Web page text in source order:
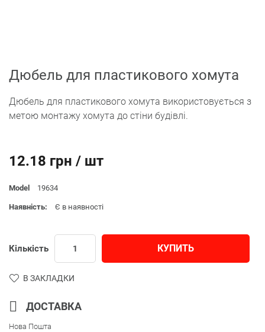
Дюбель для пластикового хомута
Дюбель для пластикового хомута використовується з
метою монтажу хомута до стіни будівлі.
12.18 грн / шт
Model 19634
Наявність: Є в наявності
Кількість КУПИТЬ
В ЗАКЛАДКИ
ДОСТАВКА
Нова Пошта